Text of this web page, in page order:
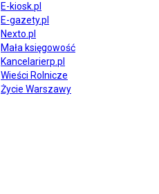
E-kiosk.pl
E-gazety.pl
Nexto.pl
Mała księgowość
Kancelarierp.pl
Wieści Rolnicze
Życie Warszawy